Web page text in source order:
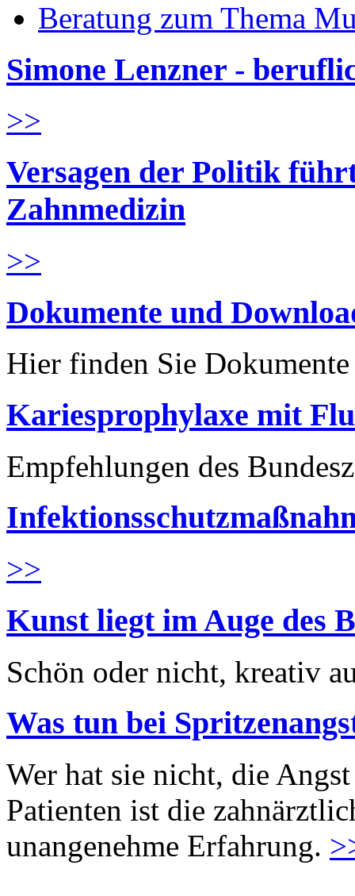
Beratung zum Thema
Simone Lenzner -
>>
Versagen der Politik
Zahnmedizin
>>
Dokumente und
Hier finden Sie
Kariesprophylaxe mit
Empfehlungen des
>>
Kunst liegt im Auge des
Schön oder nicht, kreativ
Was tun bei
Wer hat sie nicht, die
Patienten ist die
unangenehme Erfahrung.